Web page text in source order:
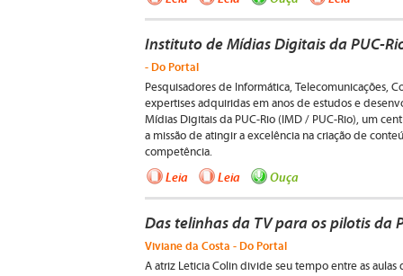
Instituto de Mídias Digitais da PUC-
- Do Portal
Pesquisadores de Informática, Telecomunicações,
expertises adquiridas em anos de estudos e
Mídias Digitais da PUC-Rio (IMD / PUC-Rio), um
a missão de atingir a excelência na criação de
competência.
Leia Leia Ouça
Das telinhas da TV para os pilotis da
Viviane da Costa - Do Portal
A atriz Leticia Colin divide seu tempo entre as aulas